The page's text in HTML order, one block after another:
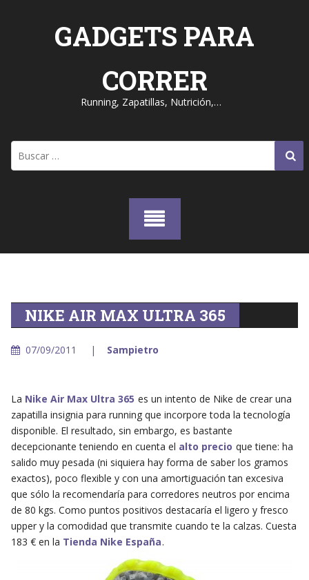
GADGETS PARA
CORRER
Running, Zapatillas, Nutrición,…
NIKE AIR MAX ULTRA 365
07/09/2011 Sampietro
La Nike Air Max Ultra 365 es un intento de Nike de crear una
zapatilla insignia para running que incorpore toda la tecnología
disponible. El resultado, sin embargo, es bastante
decepcionante teniendo en cuenta el alto precio que tiene: ha
salido muy pesada (ni siquiera hay forma de saber los gramos
exactos), poco flexible y con una amortiguación tan excesiva
que sólo la recomendaría para corredores neutros por encima
de 80 kgs. Como puntos positivos destacaría el ligero y fresco
upper y la comodidad que transmite cuando te la calzas. Cuesta
183 € en la Tienda Nike España.